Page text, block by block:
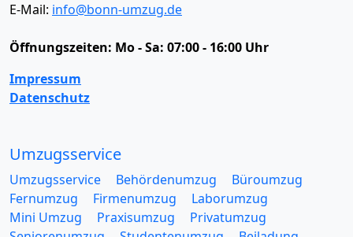
E-Mail: info@bonn-umzug.de
Öffnungszeiten: Mo - Sa: 07:00 - 16:00 Uhr
Impressum
Datenschutz
Umzugsservice
Umzugsservice Behördenumzug
Büroumzug
Fernumzug
Firmenumzug
Laborumzug
Mini Umzug
Praxisumzug
Privatumzug